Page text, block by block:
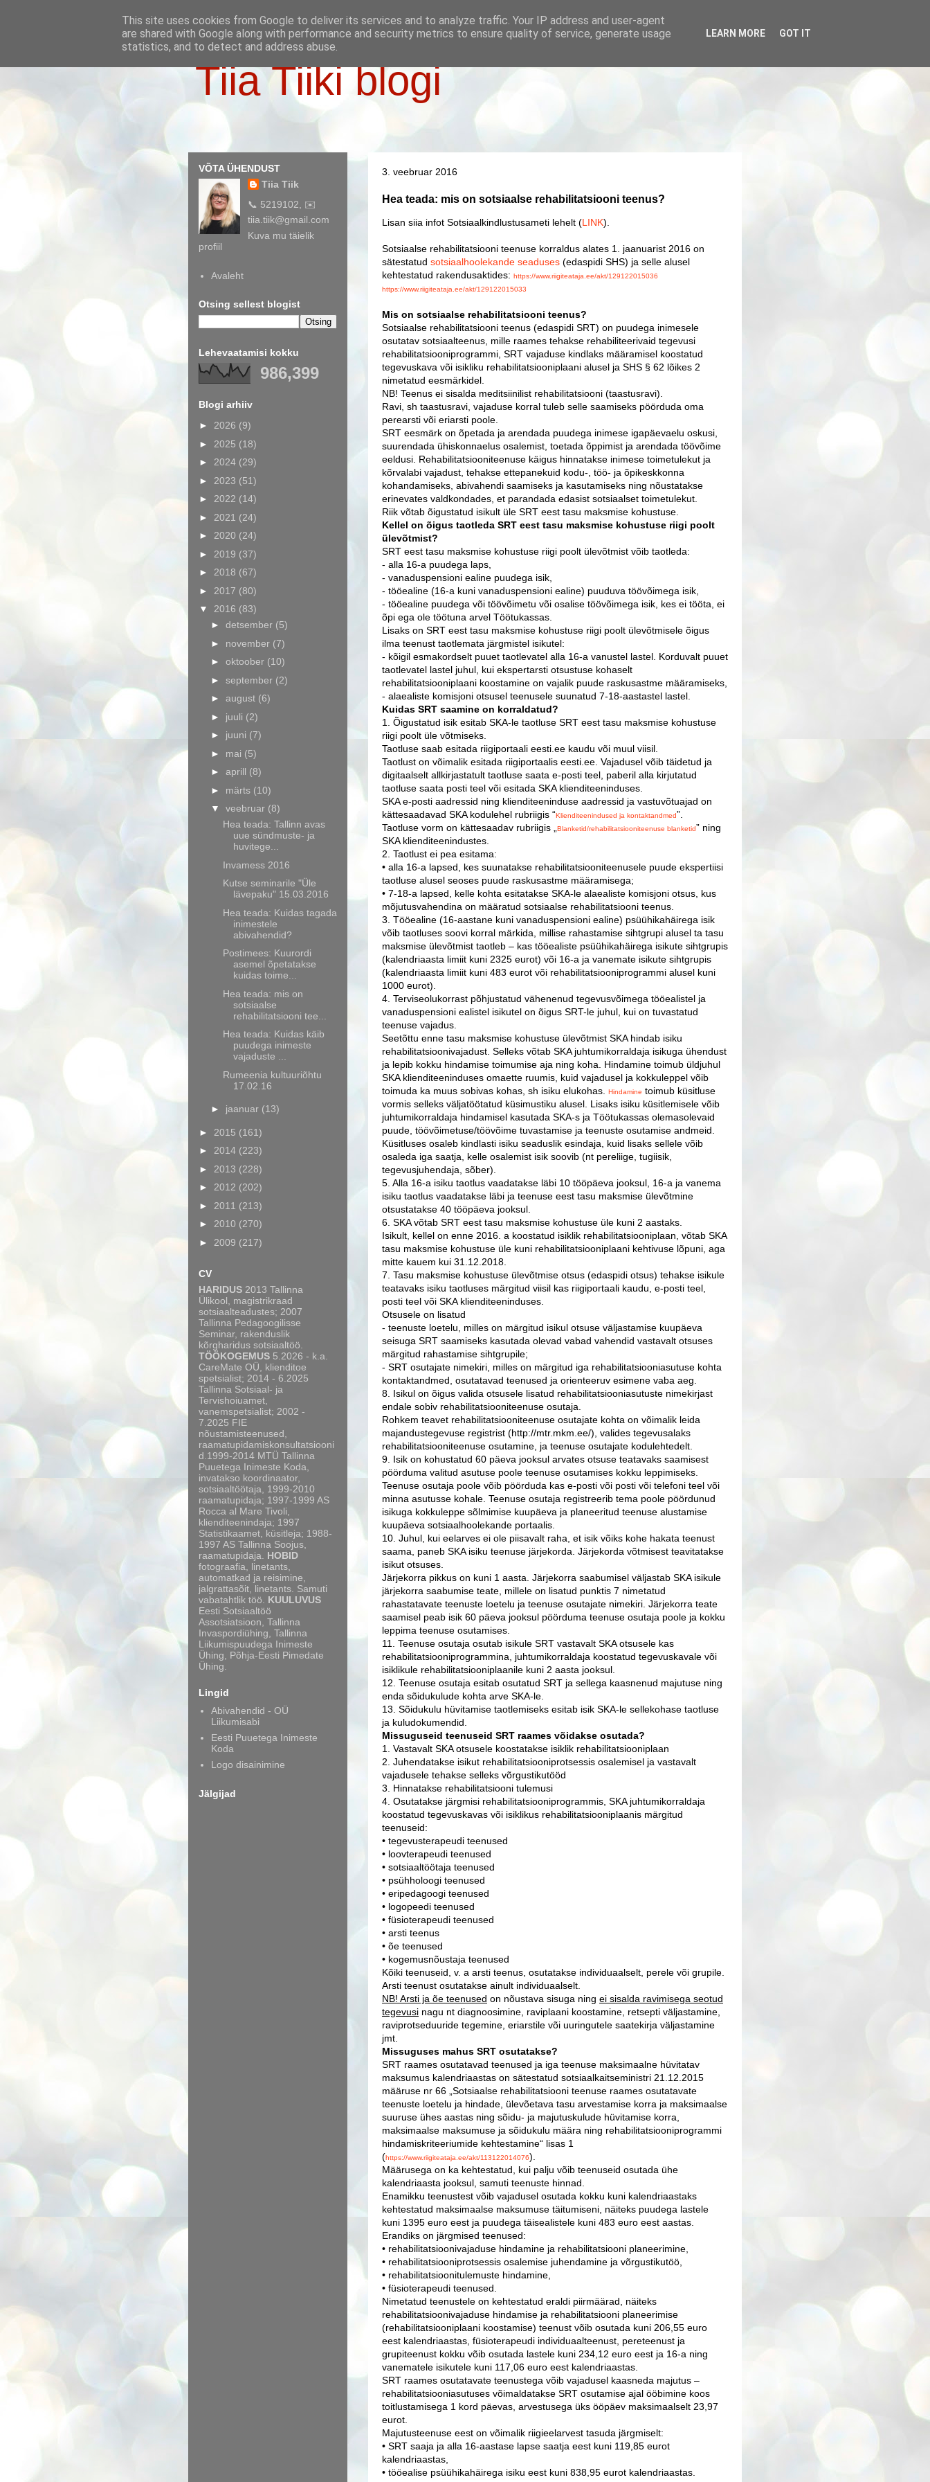
Tiia Tiiki blogi
3. veebruar 2016
Hea teada: mis on sotsiaalse rehabilitatsiooni teenus?
Lisan siia infot Sotsiaalkindlustusameti lehelt (LINK).
Sotsiaalse rehabilitatsiooni teenuse korraldus alates 1. jaanuarist 2016 on
sätestatud sotsiaalhoolekande seaduses (edaspidi SHS) ja selle alusel
kehtestatud rakendusaktides: https://www.riigiteataja.ee/akt/129122015036
https://www.riigiteataja.ee/akt/129122015033
Mis on sotsiaalse rehabilitatsiooni teenus?
Sotsiaalse rehabilitatsiooni teenus (edaspidi SRT) on puudega inimesele
osutatav sotsiaalteenus, mille raames tehakse rehabiliteerivaid tegevusi
rehabilitatsiooniprogrammi, SRT vajaduse kindlaks määramisel koostatud
tegevuskava või isikliku rehabilitatsiooniplaani alusel ja SHS § 62 lõikes 2
nimetatud eesmärkidel.
NB! Teenus ei sisalda meditsiinilist rehabilitatsiooni (taastusravi).
Ravi, sh taastusravi, vajaduse korral tuleb selle saamiseks pöörduda oma
perearsti või eriarsti poole.
SRT eesmärk on õpetada ja arendada puudega inimese igapäevaelu oskusi,
suurendada ühiskonnaelus osalemist, toetada õppimist ja arendada töövõime
eeldusi. Rehabilitatsiooniteenuse käigus hinnatakse inimese toimetulekut ja
kõrvalabi vajadust, tehakse ettepanekuid kodu-, töö- ja õpikeskkonna
kohandamiseks, abivahendi saamiseks ja kasutamiseks ning nõustatakse
erinevates valdkondades, et parandada edasist sotsiaalset toimetulekut.
Riik võtab õigustatud isikult üle SRT eest tasu maksmise kohustuse.
Kellel on õigus taotleda SRT eest tasu maksmise kohustuse riigi poolt
ülevõtmist?
SRT eest tasu maksmise kohustuse riigi poolt ülevõtmist võib taotleda:
- alla 16-a puudega laps,
- vanaduspensioni ealine puudega isik,
- tööealine (16-a kuni vanaduspensioni ealine) puuduva töövõimega isik,
- tööealine puudega või töövõimetu või osalise töövõimega isik, kes ei tööta, ei
õpi ega ole töötuna arvel Töötukassas.
Lisaks on SRT eest tasu maksmise kohustuse riigi poolt ülevõtmisele õigus
ilma teenust taotlemata järgmistel isikutel:
- kõigil esmakordselt puuet taotlevatel alla 16-a vanustel lastel. Korduvalt puuet
taotlevatel lastel juhul, kui ekspertarsti otsustuse kohaselt
rehabilitatsiooniplaani koostamine on vajalik puude raskusastme määramiseks,
- alaealiste komisjoni otsusel teenusele suunatud 7-18-aastastel lastel.
Kuidas SRT saamine on korraldatud?
1. Õigustatud isik esitab SKA-le taotluse SRT eest tasu maksmise kohustuse
riigi poolt üle võtmiseks.
Taotluse saab esitada riigiportaali eesti.ee kaudu või muul viisil.
Taotlust on võimalik esitada riigiportaalis eesti.ee. Vajadusel võib täidetud ja
digitaalselt allkirjastatult taotluse saata e-posti teel, paberil alla kirjutatud
taotluse saata posti teel või esitada SKA klienditeeninduses.
SKA e-posti aadressid ning klienditeeninduse aadressid ja vastuvõtuajad on
kättesaadavad SKA kodulehel rubriigis “Klienditeenindused ja kontaktandmed”.
Taotluse vorm on kättesaadav rubriigis „
Blanketid/rehabilitatsiooniteenuse blanketid” ning
SKA klienditeenindustes.
2. Taotlust ei pea esitama:
• alla 16-a lapsed, kes suunatakse rehabilitatsiooniteenusele puude ekspertiisi
taotluse alusel seoses puude raskusastme määramisega;
• 7-18-a lapsed, kelle kohta esitatakse SKA-le alaealiste komisjoni otsus, kus
mõjutusvahendina on määratud sotsiaalse rehabilitatsiooni teenus.
3. Tööealine (16-aastane kuni vanaduspensioni ealine) psüühikahäirega isik
võib taotluses soovi korral märkida, millise rahastamise sihtgrupi alusel ta tasu
maksmise ülevõtmist taotleb – kas tööealiste psüühikahäirega isikute sihtgrupis
(kalendriaasta limiit kuni 2325 eurot) või 16-a ja vanemate isikute sihtgrupis
(kalendriaasta limiit kuni 483 eurot või rehabilitatsiooniprogrammi alusel kuni
1000 eurot).
4. Terviseolukorrast põhjustatud vähenenud tegevusvõimega tööealistel ja
vanaduspensioni ealistel isikutel on õigus SRT-le juhul, kui on tuvastatud
teenuse vajadus.
Seetõttu enne tasu maksmise kohustuse ülevõtmist SKA hindab isiku
rehabilitatsioonivajadust. Selleks võtab SKA juhtumikorraldaja isikuga ühendust
ja lepib kokku hindamise toimumise aja ning koha. Hindamine toimub üldjuhul
SKA klienditeeninduses omaette ruumis, kuid vajadusel ja kokkuleppel võib
toimuda ka muus sobivas kohas, sh isiku elukohas.
Hindamine toimub küsitluse
vormis selleks väljatöötatud küsimustiku alusel. Lisaks isiku küsitlemisele võib
juhtumikorraldaja hindamisel kasutada SKA-s ja Töötukassas olemasolevaid
puude, töövõimetuse/töövõime tuvastamise ja teenuste osutamise andmeid.
Küsitluses osaleb kindlasti isiku seaduslik esindaja, kuid lisaks sellele võib
osaleda iga saatja, kelle osalemist isik soovib (nt pereliige, tugiisik,
tegevusjuhendaja, sõber).
5. Alla 16-a isiku taotlus vaadatakse läbi 10 tööpäeva jooksul, 16-a ja vanema
isiku taotlus vaadatakse läbi ja teenuse eest tasu maksmise ülevõtmine
otsustatakse 40 tööpäeva jooksul.
6. SKA võtab SRT eest tasu maksmise kohustuse üle kuni 2 aastaks.
Isikult, kellel on enne 2016. a koostatud isiklik rehabilitatsiooniplaan, võtab SKA
tasu maksmise kohustuse üle kuni rehabilitatsiooniplaani kehtivuse lõpuni, aga
mitte kauem kui 31.12.2018.
7. Tasu maksmise kohustuse ülevõtmise otsus (edaspidi otsus) tehakse isikule
teatavaks isiku taotluses märgitud viisil kas riigiportaali kaudu, e-posti teel,
posti teel või SKA klienditeeninduses.
Otsusele on lisatud
- teenuste loetelu, milles on märgitud isikul otsuse väljastamise kuupäeva
seisuga SRT saamiseks kasutada olevad vabad vahendid vastavalt otsuses
märgitud rahastamise sihtgrupile;
- SRT osutajate nimekiri, milles on märgitud iga rehabilitatsiooniasutuse kohta
kontaktandmed, osutatavad teenused ja orienteeruv esimene vaba aeg.
8. Isikul on õigus valida otsusele lisatud rehabilitatsiooniasutuste nimekirjast
endale sobiv rehabilitatsiooniteenuse osutaja.
Rohkem teavet rehabilitatsiooniteenuse osutajate kohta on võimalik leida
majandustegevuse registrist (http://mtr.mkm.ee/), valides tegevusalaks
rehabilitatsiooniteenuse osutamine, ja teenuse osutajate kodulehtedelt.
9. Isik on kohustatud 60 päeva jooksul arvates otsuse teatavaks saamisest
pöörduma valitud asutuse poole teenuse osutamises kokku leppimiseks.
Teenuse osutaja poole võib pöörduda kas e-posti või posti või telefoni teel või
minna asutusse kohale. Teenuse osutaja registreerib tema poole pöördunud
isikuga kokkuleppe sõlmimise kuupäeva ja planeeritud teenuse alustamise
kuupäeva sotsiaalhoolekande portaalis.
10. Juhul, kui eelarves ei ole piisavalt raha, et isik võiks kohe hakata teenust
saama, paneb SKA isiku teenuse järjekorda. Järjekorda võtmisest teavitatakse
isikut otsuses.
Järjekorra pikkus on kuni 1 aasta. Järjekorra saabumisel väljastab SKA isikule
järjekorra saabumise teate, millele on lisatud punktis 7 nimetatud
rahastatavate teenuste loetelu ja teenuse osutajate nimekiri. Järjekorra teate
saamisel peab isik 60 päeva jooksul pöörduma teenuse osutaja poole ja kokku
leppima teenuse osutamises.
11. Teenuse osutaja osutab isikule SRT vastavalt SKA otsusele kas
rehabilitatsiooniprogrammina, juhtumikorraldaja koostatud tegevuskavale või
isiklikule rehabilitatsiooniplaanile kuni 2 aasta jooksul.
12. Teenuse osutaja esitab osutatud SRT ja sellega kaasnenud majutuse ning
enda sõidukulude kohta arve SKA-le.
13. Sõidukulu hüvitamise taotlemiseks esitab isik SKA-le sellekohase taotluse
ja kuludokumendid.
Missuguseid teenuseid SRT raames võidakse osutada?
1. Vastavalt SKA otsusele koostatakse isiklik rehabilitatsiooniplaan
2. Juhendatakse isikut rehabilitatsiooniprotsessis osalemisel ja vastavalt
vajadusele tehakse selleks võrgustikutööd
3. Hinnatakse rehabilitatsiooni tulemusi
4. Osutatakse järgmisi rehabilitatsiooniprogrammis, SKA juhtumikorraldaja
koostatud tegevuskavas või isiklikus rehabilitatsiooniplaanis märgitud
teenuseid:
• tegevusterapeudi teenused
• loovterapeudi teenused
• sotsiaaltöötaja teenused
• psühholoogi teenused
• eripedagoogi teenused
• logopeedi teenused
• füsioterapeudi teenused
• arsti teenus
• õe teenused
• kogemusnõustaja teenused
Kõiki teenuseid, v. a arsti teenus, osutatakse individuaalselt, perele või grupile.
Arsti teenust osutatakse ainult individuaalselt.
NB! Arsti ja õe teenused on nõustava sisuga ning ei sisalda ravimisega seotud
tegevusi nagu nt diagnoosimine, raviplaani koostamine, retsepti väljastamine,
raviprotseduuride tegemine, eriarstile või uuringutele saatekirja väljastamine
jmt.
Missuguses mahus SRT osutatakse?
SRT raames osutatavad teenused ja iga teenuse maksimaalne hüvitatav
maksumus kalendriaastas on sätestatud sotsiaalkaitseministri 21.12.2015
määruse nr 66 „Sotsiaalse rehabilitatsiooni teenuse raames osutatavate
teenuste loetelu ja hindade, ülevõetava tasu arvestamise korra ja maksimaalse
suuruse ühes aastas ning sõidu- ja majutuskulude hüvitamise korra,
maksimaalse maksumuse ja sõidukulu määra ning rehabilitatsiooniprogrammi
hindamiskriteeriumide kehtestamine“ lisas 1
(https://www.riigiteataja.ee/akt/113122014076).
Määrusega on ka kehtestatud, kui palju võib teenuseid osutada ühe
kalendriaasta jooksul, samuti teenuste hinnad.
Enamikku teenustest võib vajadusel osutada kokku kuni kalendriaastaks
kehtestatud maksimaalse maksumuse täitumiseni, näiteks puudega lastele
kuni 1395 euro eest ja puudega täisealistele kuni 483 euro eest aastas.
Erandiks on järgmised teenused:
• rehabilitatsioonivajaduse hindamine ja rehabilitatsiooni planeerimine,
• rehabilitatsiooniprotsessis osalemise juhendamine ja võrgustikutöö,
• rehabilitatsioonitulemuste hindamine,
• füsioterapeudi teenused.
Nimetatud teenustele on kehtestatud eraldi piirmäärad, näiteks
rehabilitatsioonivajaduse hindamise ja rehabilitatsiooni planeerimise
(rehabilitatsiooniplaani koostamise) teenust võib osutada kuni 206,55 euro
eest kalendriaastas, füsioterapeudi individuaalteenust, pereteenust ja
grupiteenust kokku võib osutada lastele kuni 234,12 euro eest ja 16-a ning
vanematele isikutele kuni 117,06 euro eest kalendriaastas.
SRT raames osutatavate teenustega võib vajadusel kaasneda majutus –
rehabilitatsiooniasutuses võimaldatakse SRT osutamise ajal ööbimine koos
toitlustamisega 1 kord päevas, arvestusega üks ööpäev maksimaalselt 23,97
eurot.
Majutusteenuse eest on võimalik riigieelarvest tasuda järgmiselt:
• SRT saaja ja alla 16-aastase lapse saatja eest kuni 119,85 eurot
kalendriaastas,
• tööealise psüühikahäirega isiku eest kuni 838,95 eurot kalendriaastas.
VÕTA ÜHENDUST
Tiia Tiik
📞 5219102, ✉️
tiia.tiik@gmail.com
Kuva mu täielik
profiil
Avaleht
Otsing sellest blogist
Lehevaatamisi kokku
986,399
Blogi arhiiv
► 2026 (9)
► 2025 (18)
► 2024 (29)
► 2023 (51)
► 2022 (14)
► 2021 (24)
► 2020 (24)
► 2019 (37)
► 2018 (67)
► 2017 (80)
▼ 2016 (83)
► detsember (5)
► november (7)
► oktoober (10)
► september (2)
► august (6)
► juuli (2)
► juuni (7)
► mai (5)
► aprill (8)
► märts (10)
▼ veebruar (8)
Hea teada: Tallinn avas
uue sündmuste- ja
huvitege...
Invamess 2016
Kutse seminarile "Üle
lävepaku" 15.03.2016
Hea teada: Kuidas tagada
inimestele
abivahendid?
Postimees: Kuurordi
asemel õpetatakse
kuidas toime...
Hea teada: mis on
sotsiaalse
rehabilitatsiooni tee...
Hea teada: Kuidas käib
puudega inimeste
vajaduste ...
Rumeenia kultuuriõhtu
17.02.16
► jaanuar (13)
► 2015 (161)
► 2014 (223)
► 2013 (228)
► 2012 (202)
► 2011 (213)
► 2010 (270)
► 2009 (217)
CV
HARIDUS 2013 Tallinna
Ülikool, magistrikraad
sotsiaalteadustes; 2007
Tallinna Pedagoogilisse
Seminar, rakenduslik
kõrgharidus sotsiaaltöö.
TÖÖKOGEMUS 5.2026 - k.a.
CareMate OÜ, klienditoe
spetsialist; 2014 - 6.2025
Tallinna Sotsiaal- ja
Tervishoiuamet,
vanemspetsialist; 2002 -
7.2025 FIE
nõustamisteenused,
raamatupidamiskonsultatsiooni
d.1999-2014 MTÜ Tallinna
Puuetega Inimeste Koda,
invatakso koordinaator,
sotsiaaltöötaja, 1999-2010
raamatupidaja; 1997-1999 AS
Rocca al Mare Tivoli,
klienditeenindaja; 1997
Statistikaamet, küsitleja; 1988-
1997 AS Tallinna Soojus,
raamatupidaja. HOBID
fotograafia, linetants,
automatkad ja reisimine,
jalgrattasõit, linetants. Samuti
vabatahtlik töö. KUULUVUS
Eesti Sotsiaaltöö
Assotsiatsioon, Tallinna
Invaspordiühing, Tallinna
Liikumispuudega Inimeste
Ühing, Põhja-Eesti Pimedate
Ühing.
Lingid
Abivahendid - OÜ
Liikumisabi
Eesti Puuetega Inimeste
Koda
Logo disainimine
Jälgijad
This site uses cookies from Google to deliver its services and to analyze traffic. Your IP address and user-agent
are shared with Google along with performance and security metrics to ensure quality of service, generate usage
statistics, and to detect and address abuse.
LEARN MORE GOT IT